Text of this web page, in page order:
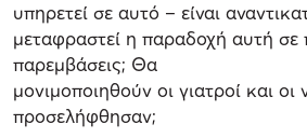
υπηρετεί σε αυτό – είναι
μεταφραστεί η παραδοχή αυτή σε
παρεμβάσεις; Θα
μονιμοποιηθούν οι γιατροί και
προσελήφθησαν;